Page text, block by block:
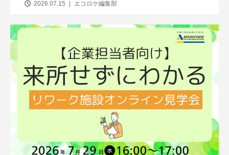
2026.07.15 エコロケ編集部